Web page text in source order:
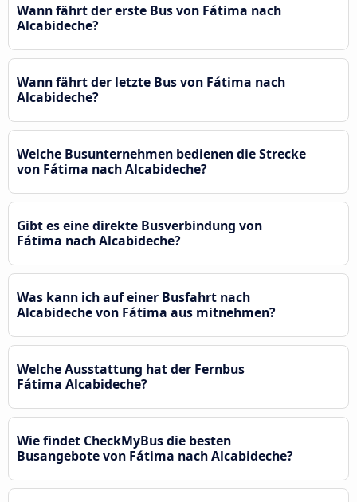
Wann fährt der erste Bus von Fátima nach
Alcabideche?
Wann fährt der letzte Bus von Fátima nach
Alcabideche?
Welche Busunternehmen bedienen die Strecke
von Fátima nach Alcabideche?
Gibt es eine direkte Busverbindung von
Fátima nach Alcabideche?
Was kann ich auf einer Busfahrt nach
Alcabideche von Fátima aus mitnehmen?
Welche Ausstattung hat der Fernbus
Fátima Alcabideche?
Wie findet CheckMyBus die besten
Busangebote von Fátima nach Alcabideche?